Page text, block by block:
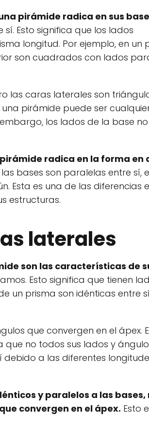
pirámide radica en sus
Esto significa que los lados
longitud. Por ejemplo, en un
son cuadrados con lados
las caras laterales son
pirámide puede ser
los lados de la base
radica en la forma en
bases son paralelas entre sí,
Esta es una de las diferencias
estructuras.
laterales
son las características de
Esto significa que tienen
un prisma son idénticas entre
que convergen en el ápex.
no todos sus lados y
a las diferentes
y paralelos a las
convergen en el ápex. Esto